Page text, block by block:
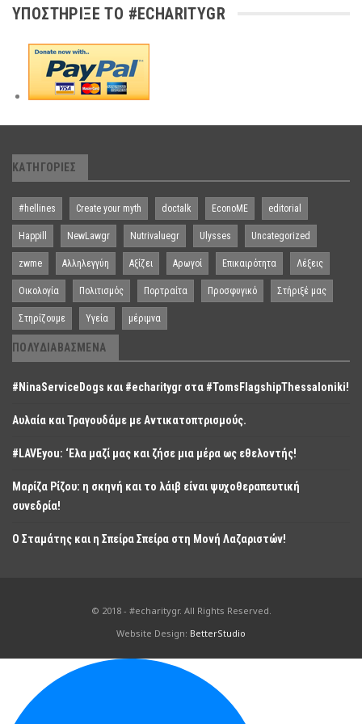
ΥΠΟΣΤΉΡΙΞΕ ΤΟ #ECHARITYGR
ΚΑΤΗΓΟΡΊΕΣ
#hellines Create your myth doctalk EconoME editorial
Happill NewLawgr Nutrivaluegr Ulysses Uncategorized
zwme Αλληλεγγύη Αξίζει Αρωγοί Επικαιρότητα Λέξεις
Οικολογία Πολιτισμός Πορτραίτα Προσφυγικό Στήριξέ μας
Στηρίζουμε Υγεία μέριμνα
ΠΟΛΥΔΙΑΒΑΣΜΈΝΑ
#NinaServiceDogs και #echaritygr στα #TomsFlagshipThessaloniki!
Αυλαία και Τραγουδάμε με Αντικατοπτρισμούς.
#LAVEyou: ‘Ελα μαζί μας και ζήσε μια μέρα ως εθελοντής!
Μαρίζα Ρίζου: η σκηνή και το λάιβ είναι ψυχοθεραπευτική
συνεδρία!
Ο Σταμάτης και η Σπείρα Σπείρα στη Μονή Λαζαριστών!
© 2018 - #echaritygr. All Rights Reserved.
Website Design: BetterStudio